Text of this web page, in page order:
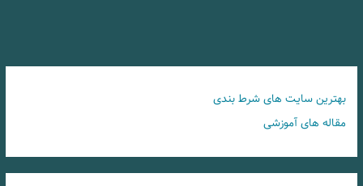
بهترین سایت های شرط بندی
مقاله های آموزشی